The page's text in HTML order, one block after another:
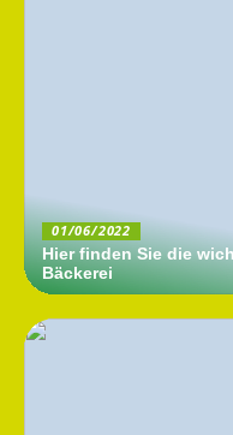
01/06/2022
Hier finden Sie die
Bäckerei